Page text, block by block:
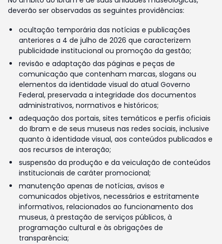
deverão ser observadas as seguintes providências:
ocultação temporária das notícias e publicações
anteriores a 4 de julho de 2026 que caracterizem
publicidade institucional ou promoção da gestão;
revisão e adaptação das páginas e peças de
comunicação que contenham marcas, slogans ou
elementos da identidade visual do atual Governo
Federal, preservada a integridade dos documentos
administrativos, normativos e históricos;
adequação dos portais, sites temáticos e perfis oficiais
do Ibram e de seus museus nas redes sociais, inclusive
quanto à identidade visual, aos conteúdos publicados e
aos recursos de interação;
suspensão da produção e da veiculação de conteúdos
institucionais de caráter promocional;
manutenção apenas de notícias, avisos e
comunicados objetivos, necessários e estritamente
informativos, relacionados ao funcionamento dos
museus, à prestação de serviços públicos, à
programação cultural e às obrigações de
transparência;